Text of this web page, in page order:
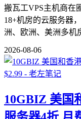
搬瓦工VPS主机商在
18+机房的云服务器
洲、欧洲、美洲多机
2026-08-06
10GBIZ 美国